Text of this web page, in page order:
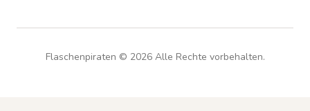
Flaschenpiraten © 2026Alle Rechte vorbehalten.